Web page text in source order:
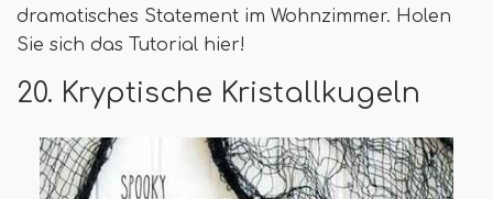
dramatisches Statement im Wohnzimmer. Holen
Sie sich das Tutorial hier!
20. Kryptische Kristallkugeln